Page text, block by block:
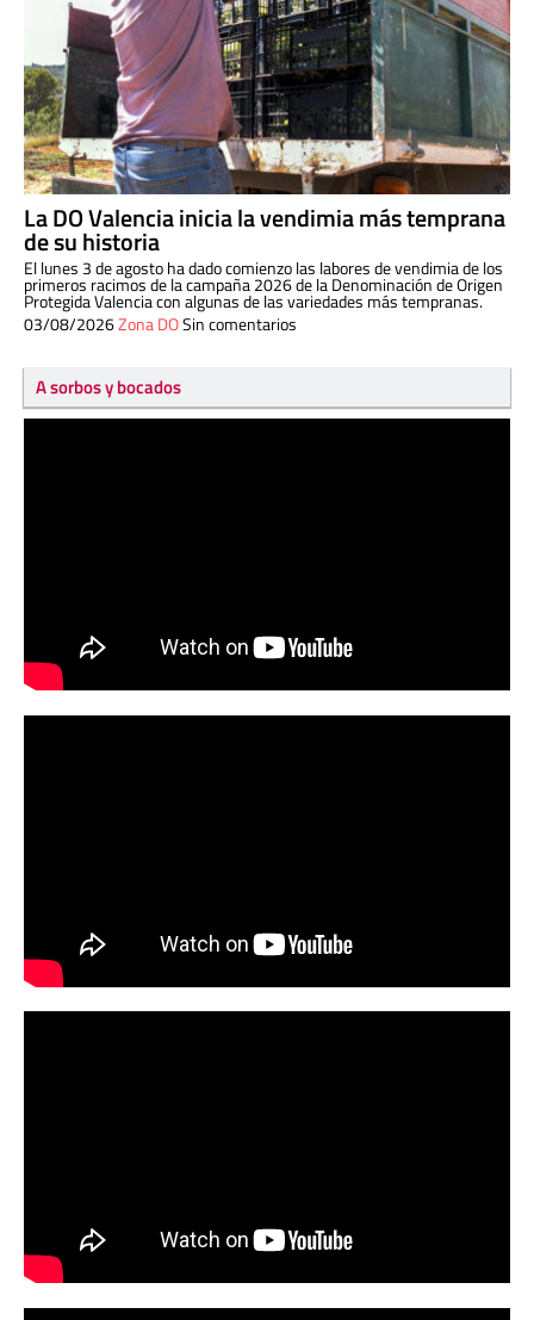
La DO Valencia inicia la vendimia más temprana
de su historia
El lunes 3 de agosto ha dado comienzo las labores de vendimia de los
primeros racimos de la campaña 2026 de la Denominación de Origen
Protegida Valencia con algunas de las variedades más tempranas.
03/08/2026Zona DOSin comentarios
A sorbos y bocados